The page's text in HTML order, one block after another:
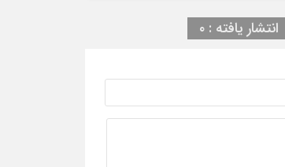
انتشار یافته : ۰